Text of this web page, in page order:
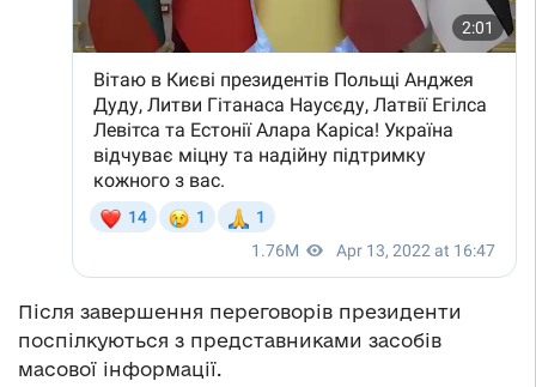
Після завершення переговорів президенти
поспілкуються з представниками засобів
масової інформації.